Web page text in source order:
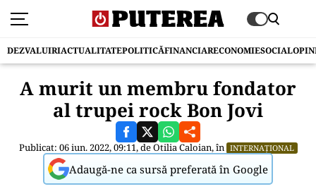
DEZVALUIRIACTUALITATEPOLITICĂFINANCIARECONOMIESOCIAL
A murit un membru fondator
al trupei rock Bon Jovi
Publicat: 06 iun. 2022, 09:11, deOtilia Caloian, în INTERNAȚIONAL
Adaugă-ne ca sursă preferată în Google